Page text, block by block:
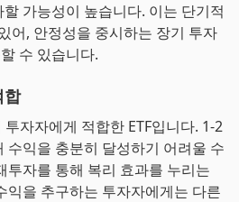
가능성이 높습니다. 이는 단기적
어, 안정성을 중시하는 장기 투자
수 있습니다.
합
자자에게 적합한 ETF입니다. 1-2
수익을 충분히 달성하기 어려울 수
투자를 통해 복리 효과를 누리는
익을 추구하는 투자자에게는 다른